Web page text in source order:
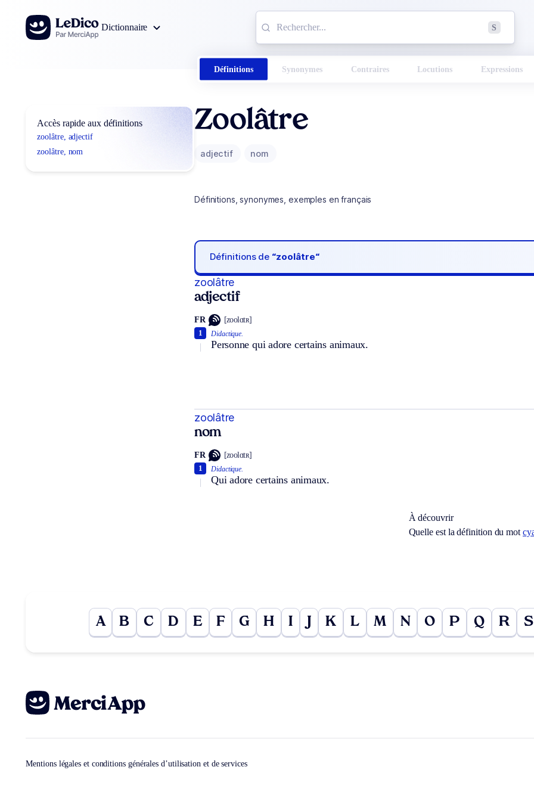
Aller au contenu
Dictionnaire
S
Définitions Synonymes Contraires Locutions Expressions
Accès rapide aux définitions
zoolâtre, adjectif
zoolâtre, nom
Zoolâtre
adjectif nom
Définitions, synonymes, exemples en français
Définitions de “zoolâtre“
zoolâtre
adjectif
FR [zoolɑtʀ]
Didactique.
Personne qui adore certains animaux.
1
zoolâtre
nom
FR [zoolɑtʀ]
Didactique.
Qui adore certains animaux.
1
À découvrir
Quelle est la définition du mot
A B C D E F G H I K L M N O P Q R S
Mentions légales et conditions générales d’utilisation et de services